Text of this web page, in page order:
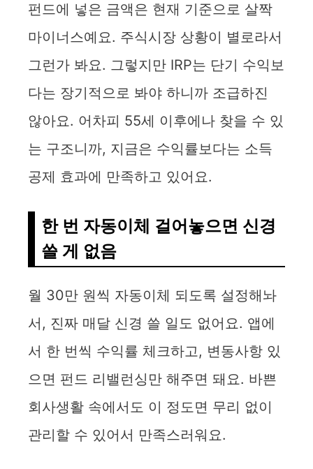
펀드에 넣은 금액은 현재 기준으로 살짝
마이너스예요. 주식시장 상황이 별로라서
그런가 봐요. 그렇지만 IRP는 단기 수익보
다는 장기적으로 봐야 하니까 조급하진
않아요. 어차피 55세 이후에나 찾을 수 있
는 구조니까, 지금은 수익률보다는 소득
공제 효과에 만족하고 있어요.
한 번 자동이체 걸어놓으면 신경
쓸 게 없음
월 30만 원씩 자동이체 되도록 설정해놔
서, 진짜 매달 신경 쓸 일도 없어요. 앱에
서 한 번씩 수익률 체크하고, 변동사항 있
으면 펀드 리밸런싱만 해주면 돼요. 바쁜
회사생활 속에서도 이 정도면 무리 없이
관리할 수 있어서 만족스러워요.